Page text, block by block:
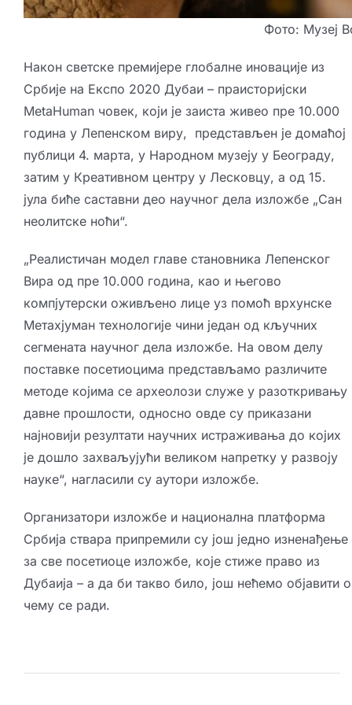
Фото: Музеј
Након светске премијереглобалне иновације из
Србије на Експо 2020 Дубаи – праисторијски
MetaHuman човек, који је заиста живео пре 10.000
година у Лепенском виру, представљен је домаћој
публици 4. марта, у Народном музеју у Београду,
затим у Креативном центру у Лесковцу, а од 15.
јула биће саставни део научног дела изложбе „Сан
неолитске ноћи“.
„Реалистичан модел главе становника Лепенског
Вира од пре 10.000 година, као и његово
компјутерски оживљено лице уз помоћ врхунске
Метахјуман технологије чини један од кључних
сегмената научног дела изложбе. На овом делу
поставке посетиоцима представљамо различите
методе којима се археолози служе у разоткривању
давне прошлости, односно овде су приказани
најновији резултати научних истраживања до којих
је дошло захваљујући великом напретку у развоју
науке“, нагласили су аутори изложбе.
Организатори изложбе и национална платформа
Србија ствара припремили су још једно изненађење
за све посетиоце изложбе, које стиже право из
Дубаија – а да би такво било, још нећемо објавити о
чему се ради.